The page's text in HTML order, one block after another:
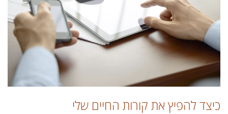
כיצד להפיץ את קורות החיים שלי